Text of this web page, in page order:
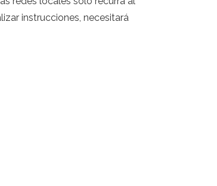
instrucciones, necesitará